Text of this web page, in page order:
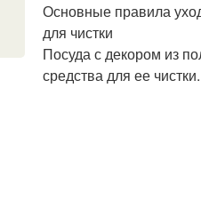
Основные правила
для чистки
Посуда с декором из
средства для ее